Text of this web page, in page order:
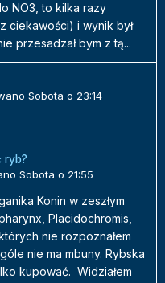
NO3, to kilka razy
ciekawości) i wynik był
przesadzał bym z tą...
Sobota o 23:14
ryb?
Sobota o 21:55
Konin w zeszłym
Placidochromis,
nie rozpoznałem
nie ma mbuny. Rybska
kupować. Widziałem